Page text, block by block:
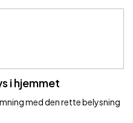
i hjemmet
med den rette belysning